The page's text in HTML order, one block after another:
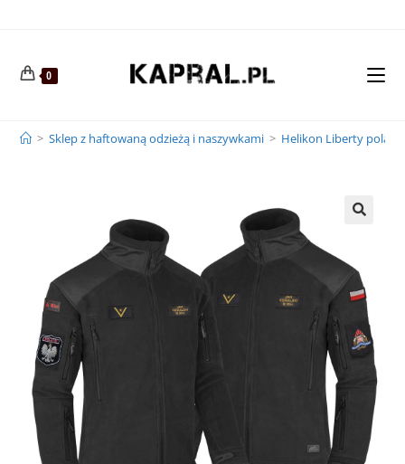
0
> Sklep z haftowaną odzieżą i naszywkami > Helikon Liberty polar